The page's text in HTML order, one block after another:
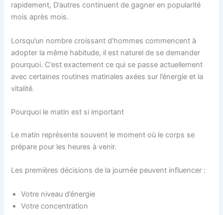
rapidement, D’autres continuent de gagner en popularité
mois après mois.
Lorsqu’un nombre croissant d’hommes commencent à
adopter la même habitude, il est naturel de se demander
pourquoi. C’est exactement ce qui se passe actuellement
avec certaines routines matinales axées sur l’énergie et la
vitalité.
Pourquoi le matin est si important
Le matin représente souvent le moment où le corps se
prépare pour les heures à venir.
Les premières décisions de la journée peuvent influencer :
Votre niveau d’énergie
Votre concentration